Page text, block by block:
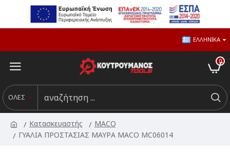
ΕΛΛΗΝΙΚΆ
0
ΟΛΕΣ
Κατασκευαστής
MACO
ΓΥΑΛΙΑ ΠΡΟΣΤΑΣΙΑΣ ΜΑΥΡΑ MACO MC06014